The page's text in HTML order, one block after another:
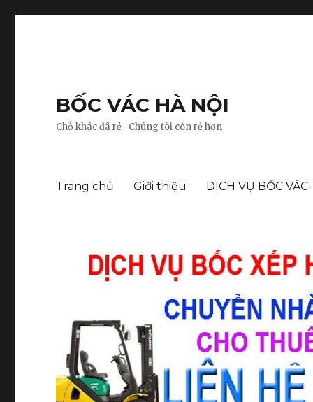
BỐC VÁC HÀ NỘI
Chỗ khác đã rẻ- Chúng tôi còn rẻ hơn
Trang chủ Giới thiệu DỊCH VỤ BỐC